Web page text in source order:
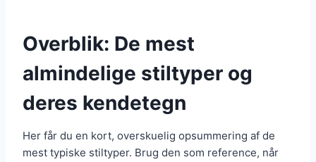
Overblik: De mest
almindelige stiltyper og
deres kendetegn
Her får du en kort, overskuelig opsummering af de
mest typiske stiltyper. Brug den som reference, når